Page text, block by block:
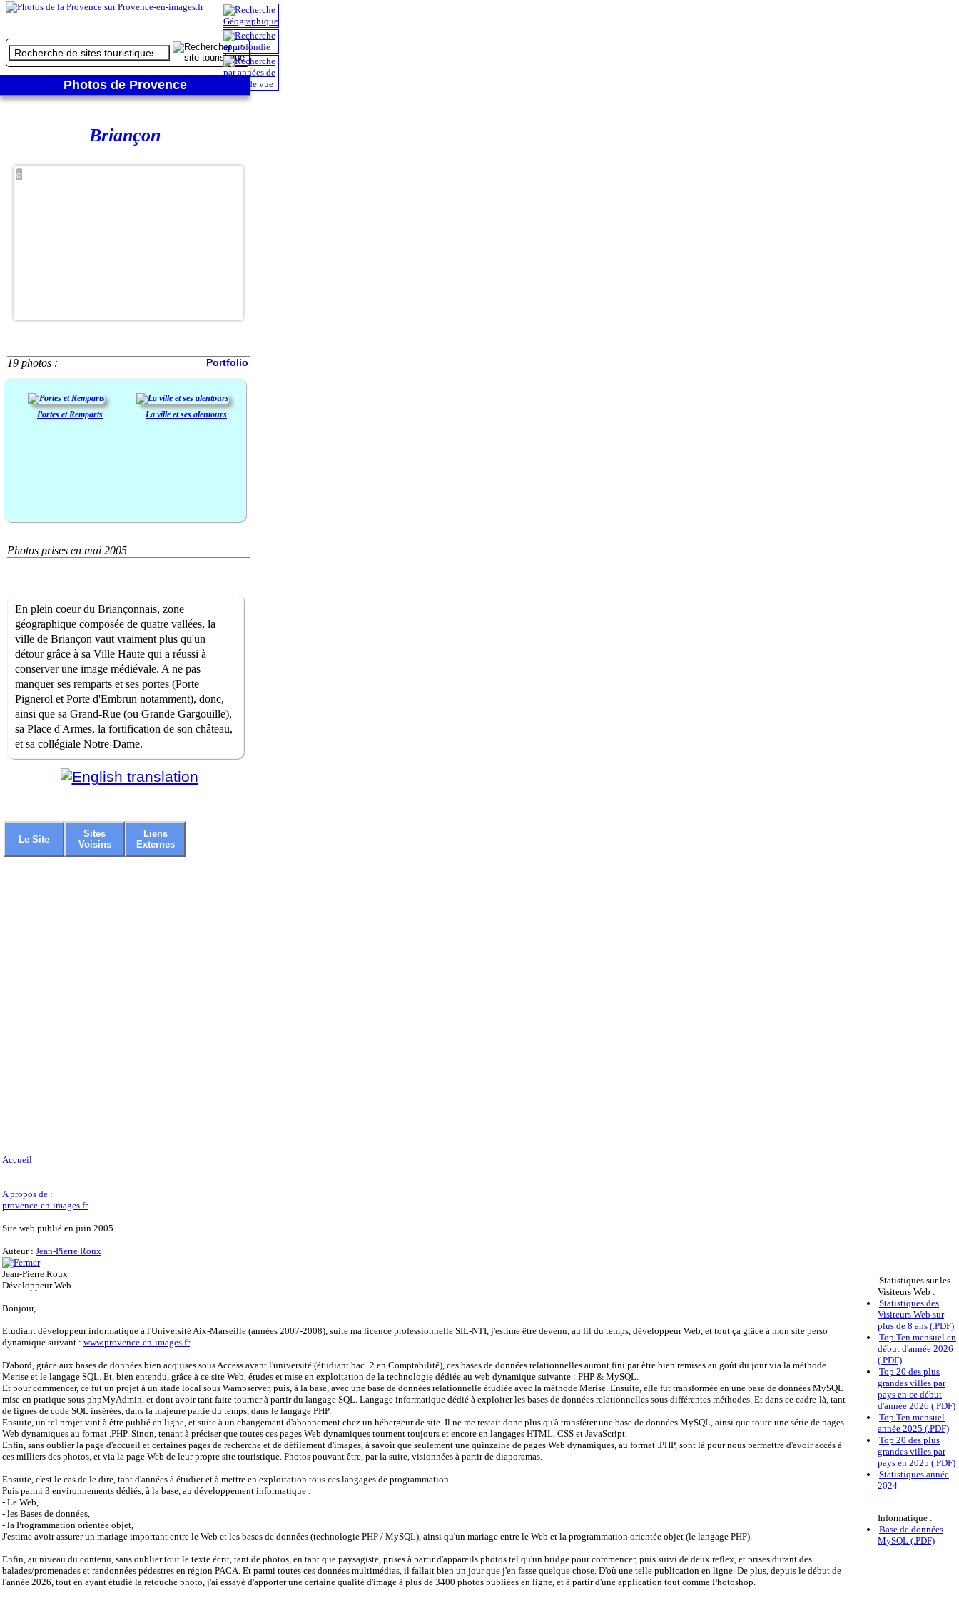
Photos de Provence
Briançon
vers la
porte
19 photos : Portfolio
Portes et Remparts La ville et ses alentours
Photos prises en mai 2005
En plein coeur du Briançonnais, zone
géographique composée de quatre vallées, la
ville de Briançon vaut vraiment plus qu'un
détour grâce à sa Ville Haute qui a réussi à
conserver une image médiévale. A ne pas
manquer ses remparts et ses portes (Porte
Pignerol et Porte d'Embrun notamment), donc,
ainsi que sa Grand-Rue (ou Grande Gargouille),
sa Place d'Armes, la fortification de son château,
et sa collégiale Notre-Dame.
Le Site
Sites
Voisins
Liens
Externes
Accueil
A propos de :
provence-en-images.fr
Site web publié en juin 2005
Auteur : Jean-Pierre Roux
Jean-Pierre Roux
Développeur Web
Bonjour,
Etudiant développeur informatique à l'Université Aix-Marseille (années 2007-2008), suite ma licence professionnelle SIL-NTI, j'estime être devenu, au fil du temps, développeur Web, et tout ça grâce à mon site perso
dynamique suivant : www.provence-en-images.fr
D'abord, grâce aux bases de données bien acquises sous Access avant l'université (étudiant bac+2 en Comptabilité), ces bases de données relationnelles auront fini par être bien remises au goût du jour via la méthode
Merise et le langage SQL. Et, bien entendu, grâce à ce site Web, études et mise en exploitation de la technologie dédiée au web dynamique suivante : PHP & MySQL.
Et pour commencer, ce fut un projet à un stade local sous Wampserver, puis, à la base, avec une base de données relationnelle étudiée avec la méthode Merise. Ensuite, elle fut transformée en une base de données MySQL
mise en pratique sous phpMyAdmin, et dont avoir tant faite tourner à partir du langage SQL. Langage informatique dédié à exploiter les bases de données relationnelles sous différentes méthodes. Et dans ce cadre-là, tant
de lignes de code SQL insérées, dans la majeure partie du temps, dans le langage PHP.
Ensuite, un tel projet vint à être publié en ligne, et suite à un changement d'abonnement chez un hébergeur de site. Il ne me restait donc plus qu'à transférer une base de données MySQL, ainsi que toute une série de pages
Web dynamiques au format .PHP. Sinon, tenant à préciser que toutes ces pages Web dynamiques tournent toujours et encore en langages HTML, CSS et JavaScript.
Enfin, sans oublier la page d'accueil et certaines pages de recherche et de défilement d'images, à savoir que seulement une quinzaine de pages Web dynamiques, au format .PHP, sont là pour nous permettre d'avoir accès à
ces milliers des photos, et via la page Web de leur propre site touristique. Photos pouvant être, par la suite, visionnées à partir de diaporamas.
Ensuite, c'est le cas de le dire, tant d'années à étudier et à mettre en exploitation tous ces langages de programmation.
Puis parmi 3 environnements dédiés, à la base, au développement informatique :
- Le Web,
- les Bases de données,
- la Programmation orientée objet,
J'estime avoir assurer un mariage important entre le Web et les bases de données (technologie PHP / MySQL), ainsi qu'un mariage entre le Web et la programmation orientée objet (le langage PHP).
Enfin, au niveau du contenu, sans oublier tout le texte écrit, tant de photos, en tant que paysagiste, prises à partir d'appareils photos tel qu'un bridge pour commencer, puis suivi de deux reflex, et prises durant des
balades/promenades et randonnées pédestres en région PACA. Et parmi toutes ces données multimédias, il fallait bien un jour que j'en fasse quelque chose. D'où une telle publication en ligne. De plus, depuis le début de
l'année 2026, tout en ayant étudié la retouche photo, j'ai essayé d'apporter une certaine qualité d'image à plus de 3400 photos publiées en ligne, et à partir d'une application tout comme Photoshop.
Statistiques sur les
Visiteurs Web :
Statistiques des
Visiteurs Web sur
plus de 8 ans (.PDF)
Top Ten mensuel en
début d'année 2026
(.PDF)
Top 20 des plus
grandes villes par
pays en ce début
d'année 2026 (.PDF)
Top Ten mensuel
année 2025 (.PDF)
Top 20 des plus
grandes villes par
pays en 2025 (.PDF)
Statistiques année
2024
Informatique :
Base de données
MySQL (.PDF)